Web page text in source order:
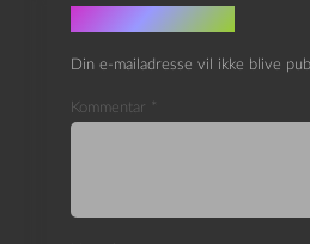
Skriv et svar
Din e-mailadresse vil ikke blive
Kommentar *